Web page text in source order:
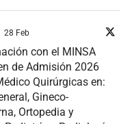
28 Feb
con el MINSA
de Admisión 2026
Quirúrgicas en:
Gineco-
Ortopedia y